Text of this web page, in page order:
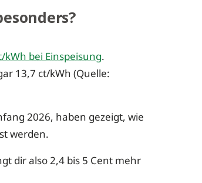
bei Einspeisung.
13,7 ct/kWh (Quelle:
2026, haben gezeigt, wie
werden.
dir also 2,4 bis 5 Cent mehr